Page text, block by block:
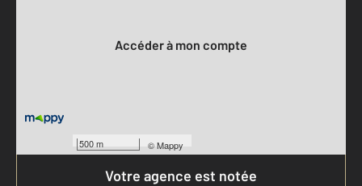
500 m ©Mappy
Accéder à mon compte
Votre agence est notée